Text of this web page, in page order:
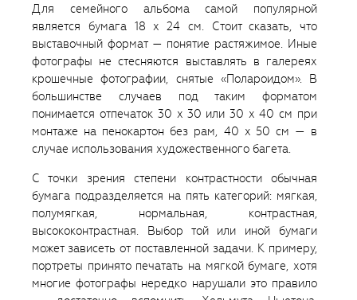
Для семейного альбома самой популярной
является бумага 18 x 24 см. Стоит сказать, что
выставочный формат — понятие растяжимое. Иные
фотографы не стесняются выставлять в галереях
крошечные фотографии, снятые «Полароидом». В
большинстве случаев под таким форматом
понимается отпечаток 30 x 30 или 30 x 40 см при
монтаже на пенокартон без рам, 40 x 50 см — в
случае использования художественного багета.
С точки зрения степени контрастности обычная
бумага подразделяется на пять категорий: мягкая,
полумягкая, нормальная, контрастная,
высококонтрастная. Выбор той или иной бумаги
может зависеть от поставленной задачи. К примеру,
портреты принято печатать на мягкой бумаге, хотя
многие фотографы нередко нарушали это правило